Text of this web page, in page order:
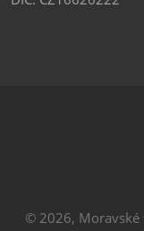
© 2026, Moravské